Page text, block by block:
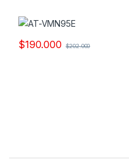
$190.000 $202.000